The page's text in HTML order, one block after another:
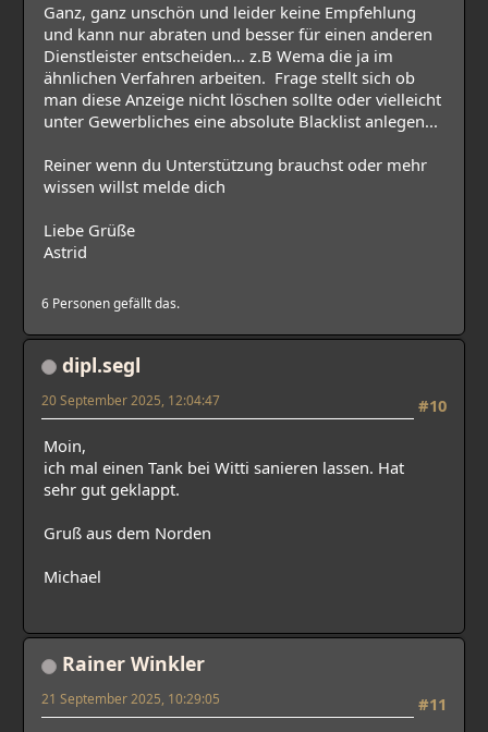
Ganz, ganz unschön und leider keine Empfehlung
und kann nur abraten und besser für einen anderen
Dienstleister entscheiden... z.B Wema die ja im
ähnlichen Verfahren arbeiten. Frage stellt sich ob
man diese Anzeige nicht löschen sollte oder vielleicht
unter Gewerbliches eine absolute Blacklist anlegen...
Reiner wenn du Unterstützung brauchst oder mehr
wissen willst melde dich
Liebe Grüße
Astrid
6 Personen gefällt das.
dipl.segl
#10
20 September 2025, 12:04:47
Moin,
ich mal einen Tank bei Witti sanieren lassen. Hat
sehr gut geklappt.
Gruß aus dem Norden
Michael
Rainer Winkler
#11
21 September 2025, 10:29:05